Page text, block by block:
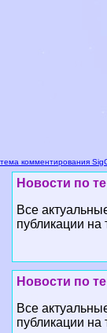
комментирования
Новости по
Все
публикации на
Новости по
Все
публикации на